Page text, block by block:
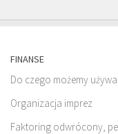
FINANSE
Do czego możemy
Organizacja imprez
Faktoring odwrócony,